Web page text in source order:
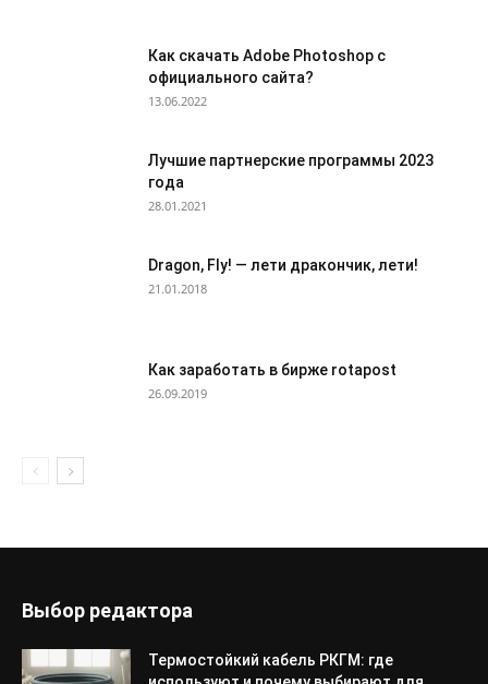
Как скачать Adobe Photoshop с
официального сайта?
13.06.2022
Лучшие партнерские программы 2023
года
28.01.2021
Dragon, Fly! — лети дракончик, лети!
21.01.2018
Как заработать в бирже rotapost
26.09.2019
Выбор редактора
Термостойкий кабель РКГМ: где